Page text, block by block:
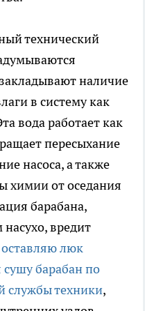
технический
наличие
в систему как
вода работает как
пересыхание
насоса, а также
химии от оседания
барабана,
вредит
люк
барабан по
службы техники,